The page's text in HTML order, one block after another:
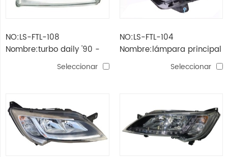
NO:LS-FTL-108
Nombre:turbo daily '90 -
'00 manual de faroSeleccionar
NO:LS-FTL-104
Nombre:lámpara principal
Seleccionar